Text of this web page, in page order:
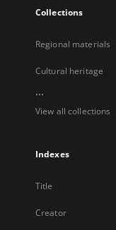
Collections
Regional materials
Cultural heritage
...
View all collections
Indexes
Title
Creator